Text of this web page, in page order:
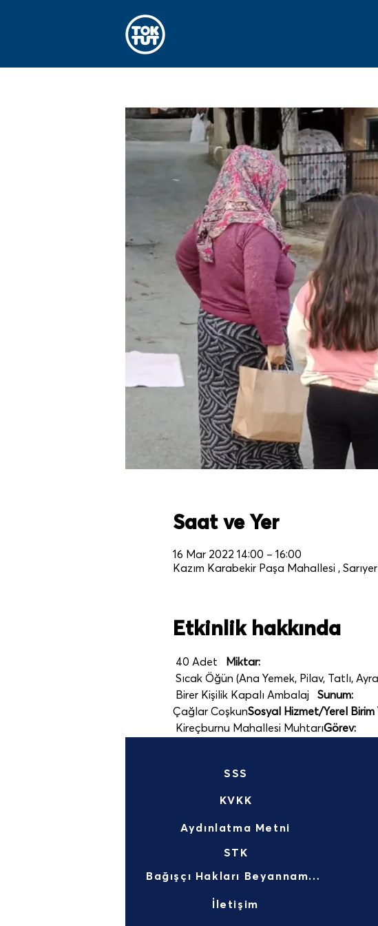
Saat ve Yer
16 Mar 2022 14:00 – 16:00
Kazım Karabekir Paşa Mahallesi ,
Etkinlik hakkında
40 Adet
Miktar:
Sıcak Öğün (Ana Yemek, Pilav, Tatlı,
Birer Kişilik Kapalı Ambalaj Sunum:
Çağlar CoşkunSosyal Hizmet/Yerel Birim
Kireçburnu Mahallesi MuhtarıGörev:
SSS
KVKK
STK
Bağışçı Hakları Beyannamesi
Aydınlatma Metni
İletişim